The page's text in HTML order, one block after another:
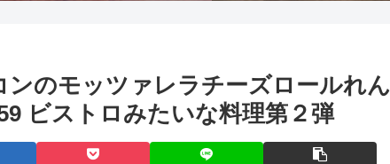
ンのモッツァレラチーズロールれん
ビストロみたいな料理第２弾